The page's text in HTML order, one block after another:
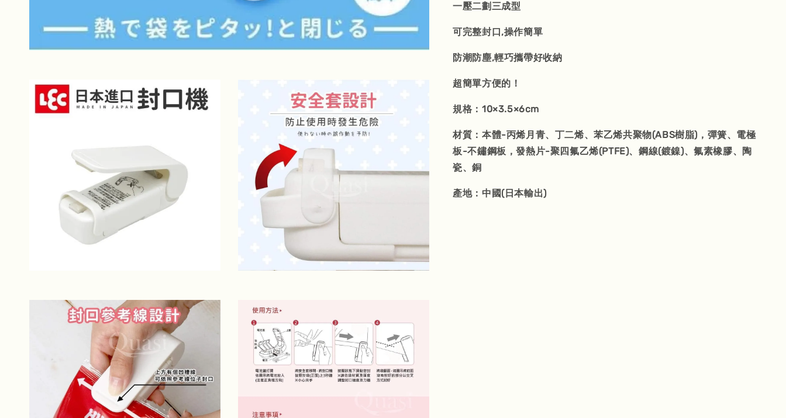
一壓二劃三成型
可完整封口,操作簡單
防潮防塵,輕巧攜帶好收納
超簡單方便的！
規格：10×3.5×6cm
材質：本體-丙烯月青、丁二烯、苯乙烯共聚物(ABS樹脂)，彈簧、電極
板-不鏽鋼板，發熱片-聚四氟乙烯(PTFE)、鋼線(鍍鎳)、氟素橡膠、陶
瓷、銅
產地：中國(日本輸出)